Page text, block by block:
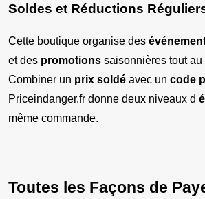
Soldes et Réductions
Cette boutique organise des
et des promotions saisonnières tout
Combiner un prix soldé avec un code
Priceindanger.fr donne deux niveaux d
même commande.
Toutes les Façons de